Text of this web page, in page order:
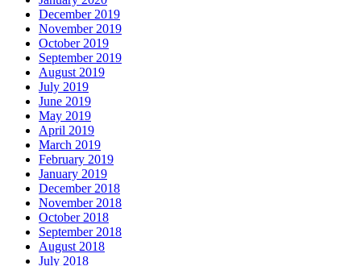
December 2019
November 2019
October 2019
September 2019
August 2019
July 2019
June 2019
May 2019
April 2019
March 2019
February 2019
January 2019
December 2018
November 2018
October 2018
September 2018
August 2018
July 2018